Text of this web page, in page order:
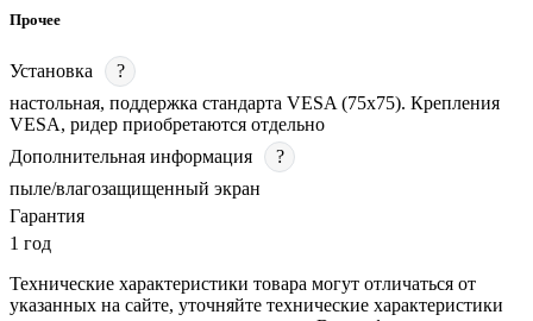
Прочее
Установка
?
настольная, поддержка стандарта VESA (75х75). Крепления
VESA, ридер приобретаются отдельно
Дополнительная информация
?
пыле/влагозащищенный экран
Гарантия
1 год
Технические характеристики товара могут отличаться от
указанных на сайте, уточняйте технические характеристики